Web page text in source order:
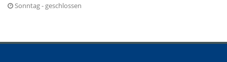
Sonntag - geschlossen